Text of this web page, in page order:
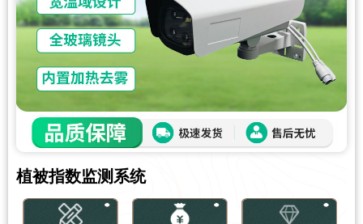
PRODUCT
植被指数监测系统